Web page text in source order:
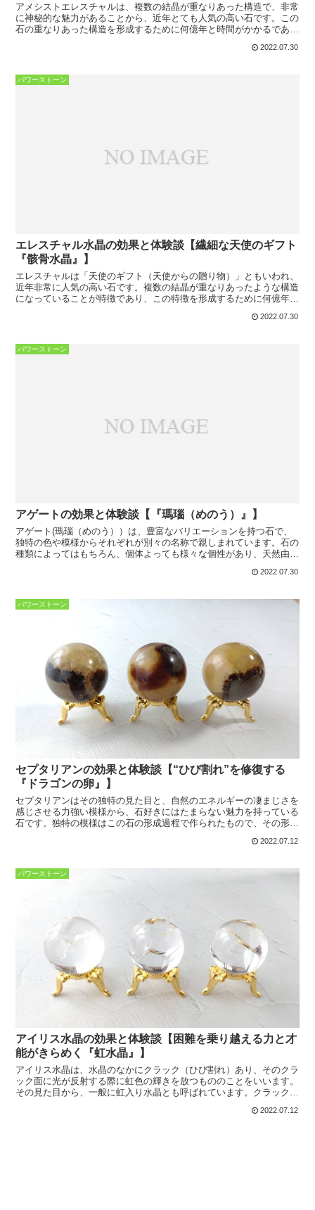
アメシストエレスチャルは、複数の結晶が重なりあった構造で、非常
に神秘的な魅力があることから、近年とても人気の高い石です。この
石の重なりあった構造を形成するために何億年と時間がかかるであろ
2022.07.30
パワーストーン
エレスチャル水晶の効果と体験談【繊細な天使のギフト
『骸骨水晶』】
エレスチャルは「天使のギフト（天使からの贈り物）」ともいわれ、
近年非常に人気の高い石です。複数の結晶が重なりあったような構造
になっていることが特徴であり、この特徴を形成するために何億年と
2022.07.30
パワーストーン
アゲートの効果と体験談【『瑪瑙（めのう）』】
アゲート(瑪瑙（めのう））は、豊富なバリエーションを持つ石で、
独特の色や模様からそれぞれが別々の名称で親しまれています。石の
種類によってはもちろん、個体よっても様々な個性があり、天然由来
2022.07.30
パワーストーン
セプタリアンの効果と体験談【“ひび割れ”を修復する
『ドラゴンの卵』】
セプタリアンはその独特の見た目と、自然のエネルギーの凄まじさを
感じさせる力強い模様から、石好きにはたまらない魅力を持っている
石です。独特の模様はこの石の形成過程で作られたもので、その形成
2022.07.12
パワーストーン
アイリス水晶の効果と体験談【困難を乗り越える力と才
能がきらめく『虹水晶』】
アイリス水晶は、水晶のなかにクラック（ひび割れ）あり、そのクラ
ック面に光が反射する際に虹色の輝きを放つもののことをいいます。
その見た目から、一般に虹入り水晶とも呼ばれています。クラックに
2022.07.12